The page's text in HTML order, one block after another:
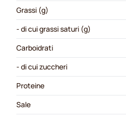
Grassi (g)
- di cui grassi saturi (g)
Carboidrati
- di cui zuccheri
Proteine
Sale